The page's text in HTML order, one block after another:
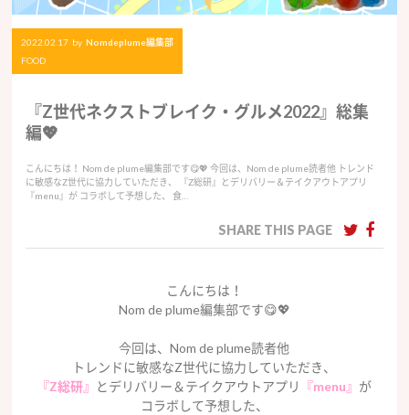
2022.02.17 by Nomdeplume編集部
FOOD
『Z世代ネクストブレイク・グルメ2022』総集
編💖
こんにちは！ Nom de plume編集部です😋💖 今回は、Nom de plume読者他 トレンド
に敏感なZ世代に協力していただき、 『Z総研』とデリバリー＆テイクアウトアプリ
『menu』が コラボして予想した、 食…
SHARE THIS PAGE
こんにちは！
Nom de plume編集部です😋💖
今回は、Nom de plume読者他
トレンドに敏感なZ世代に協力していただき、
『Z総研』 とデリバリー＆テイクアウトアプリ 『menu』 が
コラボして予想した、